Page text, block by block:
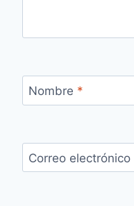
Nombre *
Correo electrónico